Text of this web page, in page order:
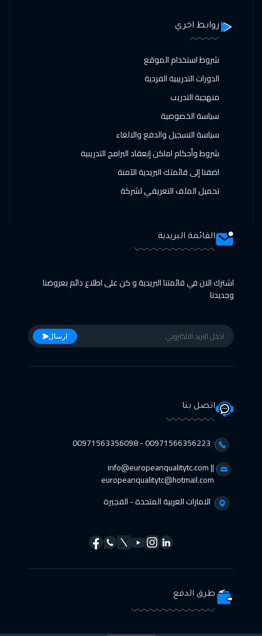
روابط اخري
شروط استخدام الموقع
الدورات التدريبية الفردية
منهجية التدريب
سياسة الخصوصية
سياسة التسجيل والدفع والالغاء
شروط وأحكام اماكن إنعقاد البرامج التدريبية
اضفنا إلى قائمتك البريدية الآمنة
تحميل الملف التعريفي لشركة
القائمة البريدية
اشترك الان في قائمتنا البريدية و كن على اطلاع دائم بعروضنا
وجديدنا
ارسال
اتصل بنا
00971566356223 - 00971563356098⁩
info@europeanqualitytc.com ||
europeanqualitytc@hotmail.com
الامارات العربية المتحدة - الفجيرة
طرق الدفع